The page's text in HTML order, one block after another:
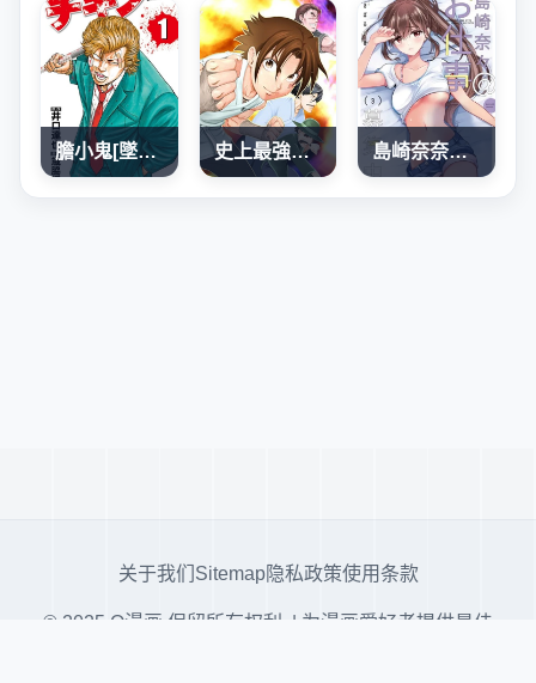
膽小鬼[墜落]前夜之故事 史上最強弟子兼一2 達人篇 島崎奈奈@工作募集中
关于我们 Sitemap隐私政策使用条款
© 2025 Q漫画 保留所有权利. | 为漫画爱好者提供最佳